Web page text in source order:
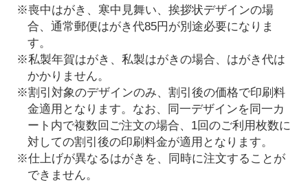
※喪中はがき、寒中見舞い、挨拶状デザインの場
合、通常郵便はがき代85円が別途必要になりま
す。
※私製年賀はがき、私製はがきの場合、はがき代は
かかりません。
※割引対象のデザインのみ、割引後の価格で印刷料
金適用となります。なお、同一デザインを同一カ
ート内で複数回ご注文の場合、1回のご利用枚数に
対しての割引後の印刷料金が適用となります。
※仕上げが異なるはがきを、同時に注文することが
できません。